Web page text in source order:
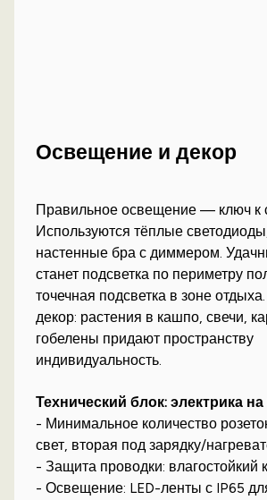
Освещение и декор
Правильное освещение — ключ к
Используются тёплые
настенные бра с диммером.
станет подсветка по периметру
точечная подсветка в зоне
декор: растения в кашпо, свечи,
гобелены придают пространству
индивидуальность.
Технический блок: электрика
- Минимальное количество
свет, вторая под зарядку/
- Защита проводки: влагостойкий
- Освещение: LED-ленты с IP65